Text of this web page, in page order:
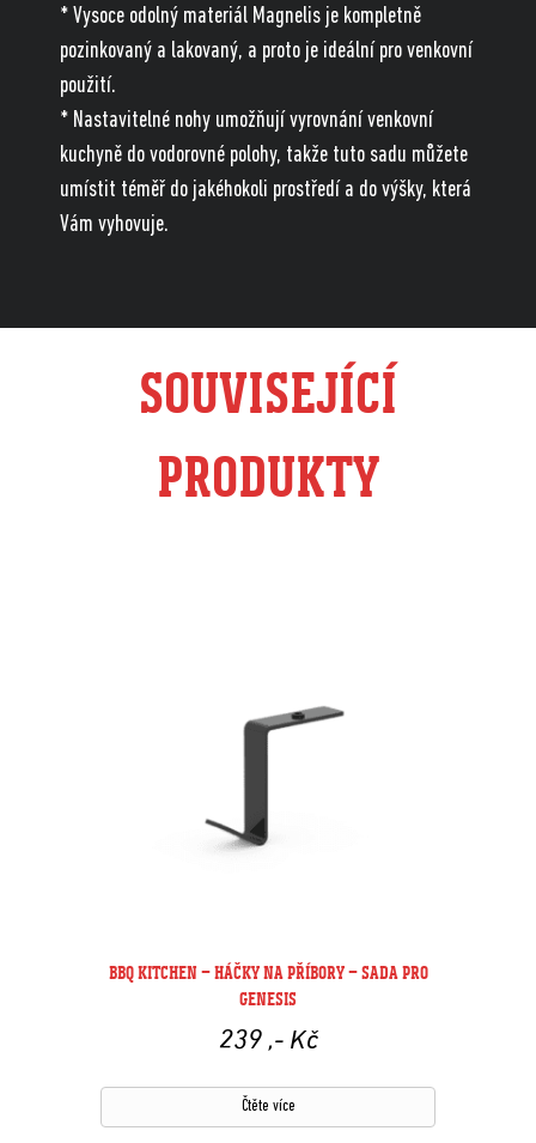
* Vysoce odolný materiál Magnelis je kompletně
pozinkovaný a lakovaný, a proto je ideální pro venkovní
použití.
* Nastavitelné nohy umožňují vyrovnání venkovní
kuchyně do vodorovné polohy, takže tuto sadu můžete
umístit téměř do jakéhokoli prostředí a do výšky, která
Vám vyhovuje.
SOUVISEJÍCÍ
PRODUKTY
BBQ KITCHEN – HÁČKY NA PŘÍBORY – SADA PRO
GENESIS
239 ,- Kč
Čtěte více